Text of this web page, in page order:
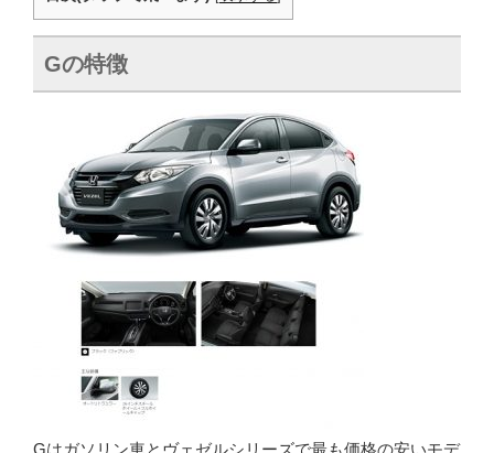
Gの特徴
Gはガソリン車とヴェゼルシリーズで最も価格の安いモデ